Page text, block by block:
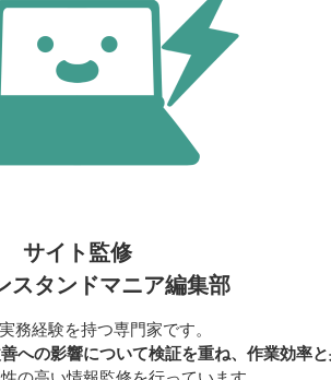
サイト監修
スタンドマニア編集部
務経験を持つ専門家です。
への影響について検証を重ね、作業効率